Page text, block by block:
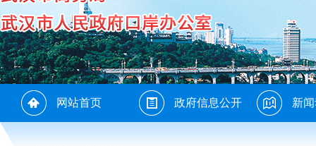
网站首页 政府信息公开 新